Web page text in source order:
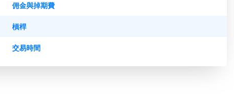
佣金與掉期費
槓桿
交易時間